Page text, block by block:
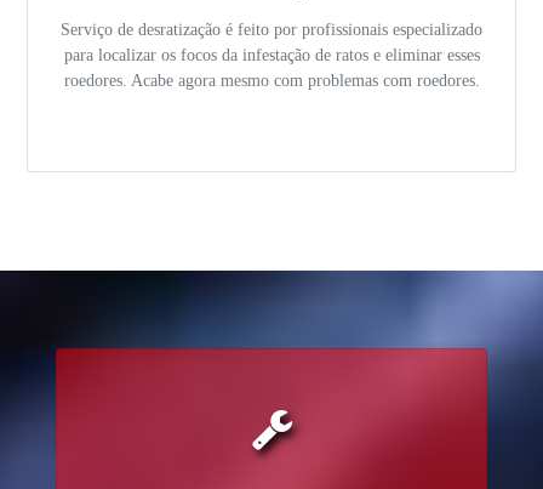
Serviço de desratização é feito por profissionais especializado
para localizar os focos da infestação de ratos e eliminar esses
roedores. Acabe agora mesmo com problemas com roedores.